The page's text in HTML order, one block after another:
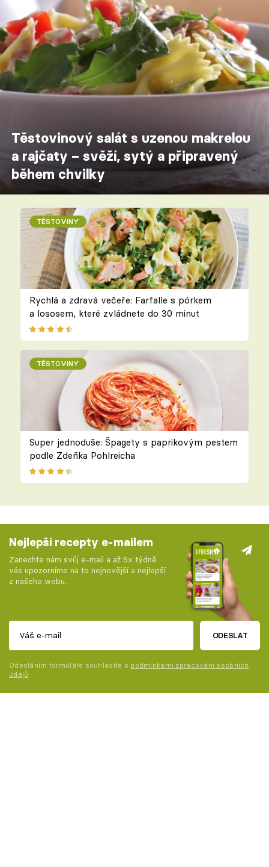
Těstovinový salát s uzenou makrelou
a rajčaty – svěží, sytý a připravený
během chvilky
TĚSTOVINY
Rychlá a zdravá večeře: Farfalle s pórkem
a lososem, které zvládnete do 30 minut
TĚSTOVINY
Super jednoduše: Špagety s paprikovým pestem
podle Zdeňka Pohlreicha
Nejlepší recepty e-mailem
Zanechte nám svůj e-mail a až 5x týdně
vás upozorníme na to nejnovější a nejlepší
z našeho webu.
ODESLAT
Odesláním formuláře souhlasíte s podmínkami zpracování osobních
údajů